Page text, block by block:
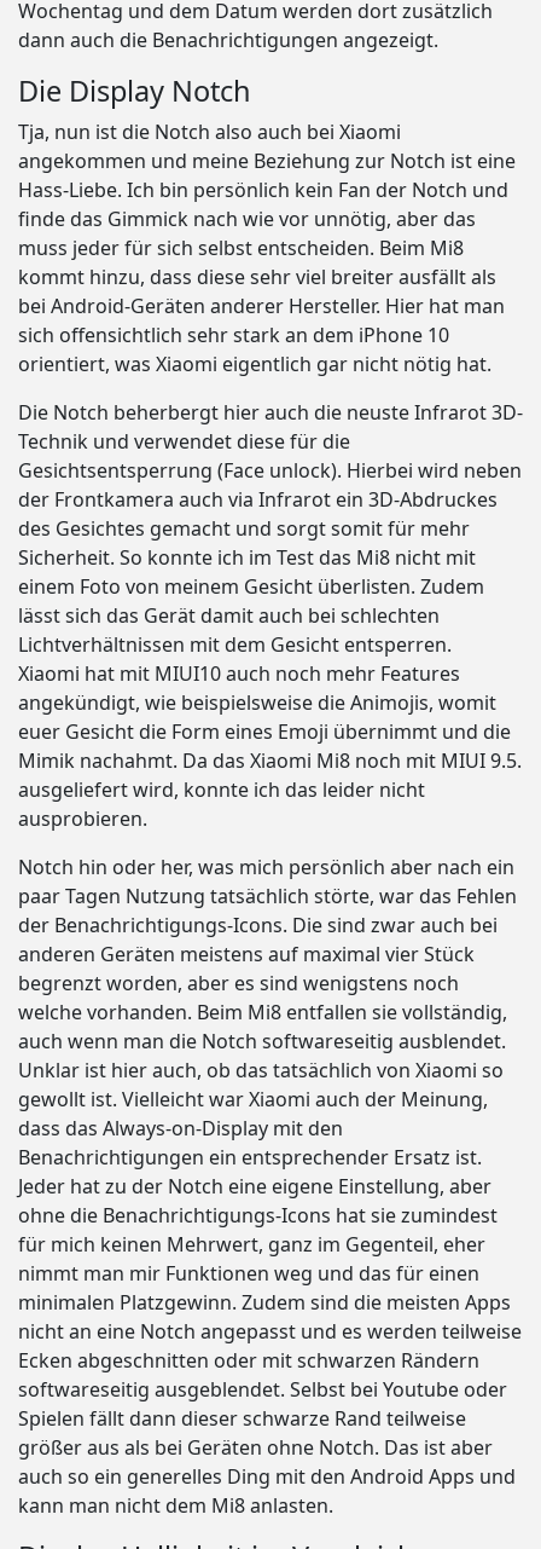
Wochentag und dem Datum werden dort zusätzlich
dann auch die Benachrichtigungen angezeigt.
Die Display Notch
Tja, nun ist die Notch also auch bei Xiaomi
angekommen und meine Beziehung zur Notch ist eine
Hass-Liebe. Ich bin persönlich kein Fan der Notch und
finde das Gimmick nach wie vor unnötig, aber das
muss jeder für sich selbst entscheiden. Beim Mi8
kommt hinzu, dass diese sehr viel breiter ausfällt als
bei Android-Geräten anderer Hersteller. Hier hat man
sich offensichtlich sehr stark an dem iPhone 10
orientiert, was Xiaomi eigentlich gar nicht nötig hat.
Die Notch beherbergt hier auch die neuste Infrarot 3D-
Technik und verwendet diese für die
Gesichtsentsperrung (Face unlock). Hierbei wird neben
der Frontkamera auch via Infrarot ein 3D-Abdruckes
des Gesichtes gemacht und sorgt somit für mehr
Sicherheit. So konnte ich im Test das Mi8 nicht mit
einem Foto von meinem Gesicht überlisten. Zudem
lässt sich das Gerät damit auch bei schlechten
Lichtverhältnissen mit dem Gesicht entsperren.
Xiaomi hat mit MIUI10 auch noch mehr Features
angekündigt, wie beispielsweise die Animojis, womit
euer Gesicht die Form eines Emoji übernimmt und die
Mimik nachahmt. Da das Xiaomi Mi8 noch mit MIUI 9.5.
ausgeliefert wird, konnte ich das leider nicht
ausprobieren.
Notch hin oder her, was mich persönlich aber nach ein
paar Tagen Nutzung tatsächlich störte, war das Fehlen
der Benachrichtigungs-Icons. Die sind zwar auch bei
anderen Geräten meistens auf maximal vier Stück
begrenzt worden, aber es sind wenigstens noch
welche vorhanden. Beim Mi8 entfallen sie vollständig,
auch wenn man die Notch softwareseitig ausblendet.
Unklar ist hier auch, ob das tatsächlich von Xiaomi so
gewollt ist. Vielleicht war Xiaomi auch der Meinung,
dass das Always-on-Display mit den
Benachrichtigungen ein entsprechender Ersatz ist.
Jeder hat zu der Notch eine eigene Einstellung, aber
ohne die Benachrichtigungs-Icons hat sie zumindest
für mich keinen Mehrwert, ganz im Gegenteil, eher
nimmt man mir Funktionen weg und das für einen
minimalen Platzgewinn. Zudem sind die meisten Apps
nicht an eine Notch angepasst und es werden teilweise
Ecken abgeschnitten oder mit schwarzen Rändern
softwareseitig ausgeblendet. Selbst bei Youtube oder
Spielen fällt dann dieser schwarze Rand teilweise
größer aus als bei Geräten ohne Notch. Das ist aber
auch so ein generelles Ding mit den Android Apps und
kann man nicht dem Mi8 anlasten.